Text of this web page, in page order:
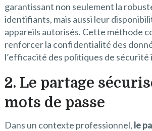
garantissant non seulement la
identifiants, mais aussi leur
appareils autorisés. Cette méthode
renforcer la confidentialité des
l’efficacité des politiques de
2. Le partage
mots de passe
Dans un contexte professionnel, le